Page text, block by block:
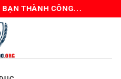
THÀNH CÔNG...